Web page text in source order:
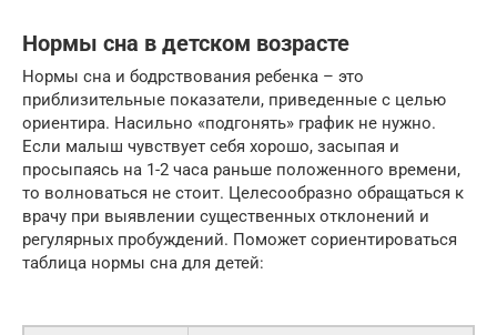
Нормы сна в детском возрасте
Нормы сна и бодрствования ребенка – это
приблизительные показатели, приведенные с целью
ориентира. Насильно «подгонять» график не нужно.
Если малыш чувствует себя хорошо, засыпая и
просыпаясь на 1-2 часа раньше положенного времени,
то волноваться не стоит. Целесообразно обращаться к
врачу при выявлении существенных отклонений и
регулярных пробуждений. Поможет сориентироваться
таблица нормы сна для детей: